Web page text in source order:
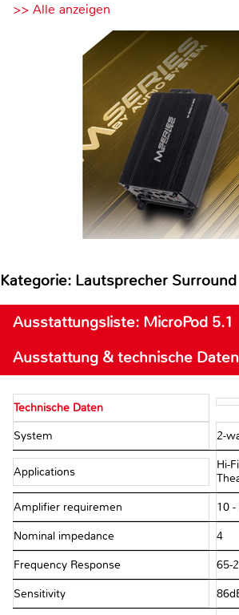
>> Alle anzeigen
Kategorie: Lautsprecher Surround
Ausstattungsliste: MicroPod 5.1
Ausstattung & technische Daten
Technische Daten
System 2-
Applications
Hi-
Amplifier requiremen 10
Nominal impedance 4 Ω
Frequency Response 65-
Sensitivity